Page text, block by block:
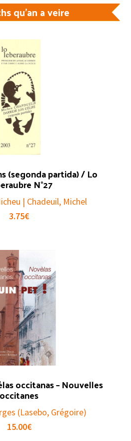
qu'an a veire
(segonda partida) / Lo
N°27
| Chadeuil, Michel
3.75€
occitanas – Nouvelles
occitanes
(Lasebo, Grégoire)
15.00€